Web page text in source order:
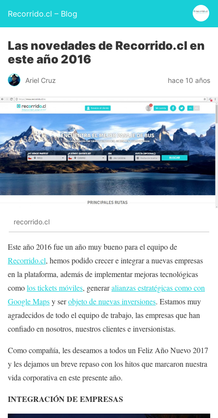
Recorrido.cl – Blog
Las novedades de Recorrido.cl en
este año 2016
Ariel Cruz hace 10 años
recorrido.cl
Este año 2016 fue un año muy bueno para el equipo de
Recorrido.cl, hemos podido crecer e integrar a nuevas empresas
en la plataforma, además de implementar mejoras tecnológicas
comolos tickets móviles, generaralianzas estratégicas como con
Google Mapsy serobjeto de nuevas inversiones. Estamos muy
agradecidos de todo el equipo de trabajo, las empresas que han
confiado en nosotros, nuestros clientes e inversionistas.
Como compañía, les deseamos a todos un Feliz Año Nuevo 2017
y les dejamos un breve repaso con los hitos que marcaron nuestra
vida corporativa en este presente año.
INTEGRACIÓN DE EMPRESAS